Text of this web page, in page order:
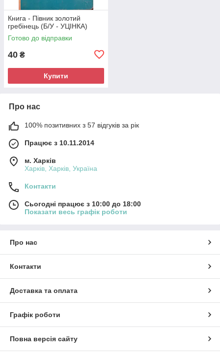
Книга - Півник золотий
гребінець (Б/У - УЦІНКА)
Готово до відправки
40 ₴
Купити
Про нас
100% позитивних з 57 відгуків за рік
Працює з 10.11.2014
м. Харків
Харків, Харків, Україна
Контакти
Сьогодні працює з 10:00 до 18:00
Показати весь графік роботи
Про нас
Контакти
Доставка та оплата
Графік роботи
Повна версія сайту